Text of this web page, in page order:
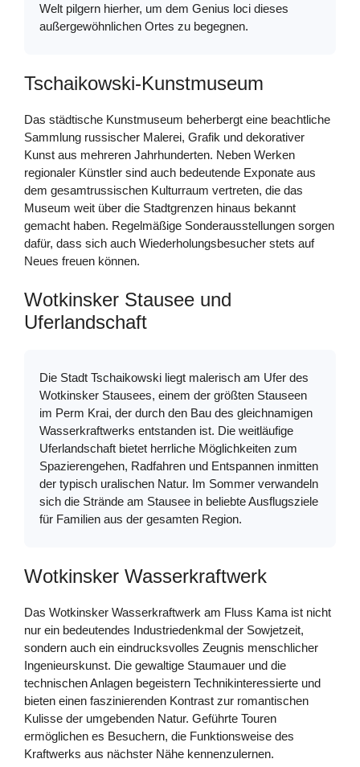
Welt pilgern hierher, um dem Genius loci dieses
außergewöhnlichen Ortes zu begegnen.
Tschaikowski-Kunstmuseum
Das städtische Kunstmuseum beherbergt eine beachtliche
Sammlung russischer Malerei, Grafik und dekorativer
Kunst aus mehreren Jahrhunderten. Neben Werken
regionaler Künstler sind auch bedeutende Exponate aus
dem gesamtrussischen Kulturraum vertreten, die das
Museum weit über die Stadtgrenzen hinaus bekannt
gemacht haben. Regelmäßige Sonderausstellungen sorgen
dafür, dass sich auch Wiederholungsbesucher stets auf
Neues freuen können.
Wotkinsker Stausee und
Uferlandschaft
Die Stadt Tschaikowski liegt malerisch am Ufer des
Wotkinsker Stausees, einem der größten Stauseen
im Perm Krai, der durch den Bau des gleichnamigen
Wasserkraftwerks entstanden ist. Die weitläufige
Uferlandschaft bietet herrliche Möglichkeiten zum
Spazierengehen, Radfahren und Entspannen inmitten
der typisch uralischen Natur. Im Sommer verwandeln
sich die Strände am Stausee in beliebte Ausflugsziele
für Familien aus der gesamten Region.
Wotkinsker Wasserkraftwerk
Das Wotkinsker Wasserkraftwerk am Fluss Kama ist nicht
nur ein bedeutendes Industriedenkmal der Sowjetzeit,
sondern auch ein eindrucksvolles Zeugnis menschlicher
Ingenieurskunst. Die gewaltige Staumauer und die
technischen Anlagen begeistern Technikinteressierte und
bieten einen faszinierenden Kontrast zur romantischen
Kulisse der umgebenden Natur. Geführte Touren
ermöglichen es Besuchern, die Funktionsweise des
Kraftwerks aus nächster Nähe kennenzulernen.